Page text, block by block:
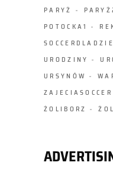
PARYŻ
POTOCKA1
URODZINY
URSYNÓW
ZAJECIASOCCER
ŻOLIBORZ